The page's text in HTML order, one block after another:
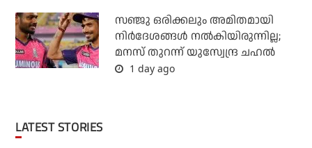
സഞ്ജു ഒരിക്കലും അമിതമായി
നിര്‍ദേശങ്ങള്‍ നല്‍കിയിരുന്നില്ല;
മനസ് തുറന്ന് യുസ്വേന്ദ്ര ചഹല്‍
1 day ago
LATEST STORIES